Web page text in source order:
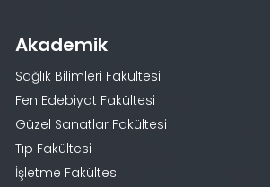
Akademik
Sağlık Bilimleri Fakültesi
Fen Edebiyat Fakültesi
Güzel Sanatlar Fakültesi
Tıp Fakültesi
İşletme Fakültesi